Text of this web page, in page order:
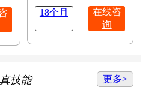
18个月
在线咨
询
技能 更多>